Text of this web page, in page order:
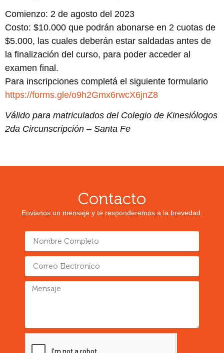
Comienzo: 2 de agosto del 2023
Costo: $10.000 que podrán abonarse en 2 cuotas de
$5.000, las cuales deberán estar saldadas antes de
la finalización del curso, para poder acceder al
examen final.
Para inscripciones completá el siguiente formulario
https://forms.gle/o9h2Gmx6rwcX6jnZ8
Válido para matriculados del Colegio de Kinesiólogos
2da Circunscripción – Santa Fe
Contacto
Envianos un mensaje y te responderemos a la brevedad.